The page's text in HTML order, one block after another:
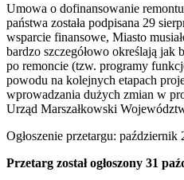
Umowa o dofinansowanie
państwa została podpisana 29
wsparcie finansowe, Miasto
bardzo szczegółowo określają jak
po remoncie (tzw. programy
powodu na kolejnych etapach
wprowadzania dużych zmian w
Urząd Marszałkowski
Ogłoszenie przetargu: październik
Przetarg został ogłoszony 31